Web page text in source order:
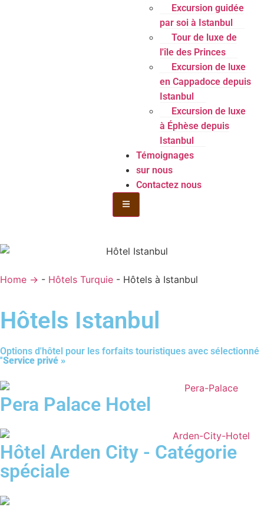
Excursion guidée
par soi à Istanbul
Tour de luxe de
l'île des Princes
Excursion de luxe
en Cappadoce depuis
Istanbul
Excursion de luxe
à Éphèse depuis
Istanbul
Témoignages
sur nous
Contactez nous
Menu de la bouteille Toggle
Home → - Hôtels Turquie - Hôtels à Istanbul
Hôtels Istanbul
Options d'hôtel pour les forfaits touristiques avec sélectionné
''Service privé »
Pera Palace Hotel
Hôtel Arden City - Catégorie
spéciale